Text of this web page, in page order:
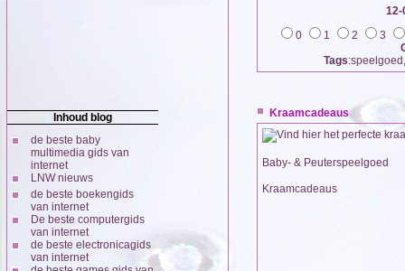
Inhoud blog
de beste baby
multimedia gids van
internet
LNW nieuws
de beste boekengids
van internet
De beste computergids
van internet
de beste electronicagids
van internet
12-
0
1 2
3
Tags
Kraamcadeaus
Baby- & Peuterspeelgoed
Kraamcadeaus